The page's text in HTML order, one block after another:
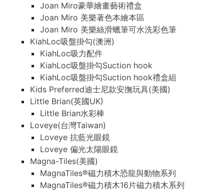
Joan Miro豪華繪畫藝術禮盒
Joan Miro 美樂著色本繪本區
Joan Miro 美樂絲滑蠟筆可水洗彩色筆
KiahLoc吸盤掛勾(澳洲)
KiahLoc吸力配件
KiahLoc吸盤掛勾Suction hook
KiahLoc吸盤掛勾Suction hook禮盒組
Kids Preferred迪士尼款安撫玩具(美國)
Little Brian(英國UK)
Little Brian水彩棒
Loveye(台灣Taiwan)
Loveye 抗藍光眼鏡
Loveye 偏光太陽眼鏡
Magna-Tiles(美國)
MagnaTiles®磁力積木恐龍與動物系列
MagnaTiles®磁力積木16片磁力積木系列